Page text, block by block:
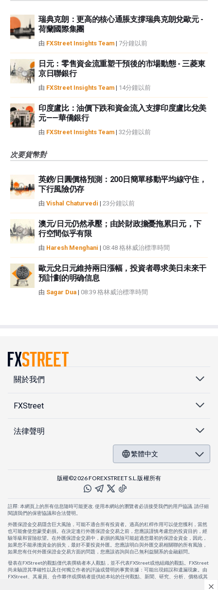
瑞典克朗：更高的核心通脹支撐瑞典克朗兌歐元 -
荷蘭國際集團
由 FXStreet Insights Team | 7分鐘以前
日元：零售資金流重塑干預後的市場動態 - 三菱東
京日聯銀行
由 FXStreet Insights Team | 14分鐘以前
印度盧比：油價下跌和資金流入支撐印度盧比兌美
元——華僑銀行
由 FXStreet Insights Team | 32分鐘以前
次要貨幣對
英鎊/日圓價格預測：200日簡單移動平均線守住，
下行風險仍存
由 Vishal Chaturvedi | 23分鐘以前
澳元/日元仍然承壓；由於財政擔憂拖累日元，下
行空間似乎有限
由 Haresh Menghani | 08:48 格林威治標準時間
歐元兌日元維持兩日漲幅，投資者尋求美日未來干
預計劃的明确信息
由 Sagar Dua | 08:39 格林威治標準時間
關於我們
FXStreet
法律聲明
繁體中文
版權©2026 FOREXSTREET S.L.版權所有
註釋: 本網頁上的所有信息隨時可能更改. 使用本網站的瀏覽者必須接受我們的用戶協議. 請仔細
閱讀我們的保密協議和合法聲明。
外匯保證金交易隱含巨大風險，可能不適合所有投資者。過高的杠桿作用可以使您獲利，當然
也可能會使您蒙受虧損。在決定進行外匯保證金交易之前，您應該謹慎考慮您的投資目的，經
驗等級和冒險欲望。在外匯保證金交易中，虧損的風險可能超過您最初的保證金資金，因此，
如果您不能承擔資金的損失，最好不要投資外匯。您應該明白與外匯交易相關聯的所有風險，
如果您有任何外匯保證金交易方面的問題，您應該咨詢與自己無利益關系的金融顧問。
發表在FXStreet的觀點僅代表撰稿者本人觀點，並不代表FXStreet或他組織的觀點。FXStreet
尚未驗證其準確性以及任何獨立作者的評論或聲明的事實依據：可能出現錯誤和遺漏現象。由
FXStreet、其雇員、合作夥伴或撰稿者提供給本站的任何觀點、新聞、研究、分析、價格或其